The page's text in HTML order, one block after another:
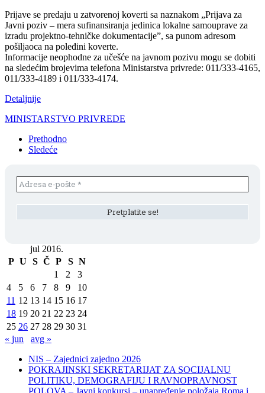
Prijave se predaju u zatvorenoj koverti sa naznakom „Prijava za
Javni poziv – mera sufinansiranja jedinica lokalne samouprave za
izradu projektno-tehničke dokumentacije”, sa punom adresom
pošiljaoca na poleđini koverte.
Informacije neophodne za učešće na javnom pozivu mogu se dobiti
na sledećim brojevima telefona Ministarstva privrede: 011/333-4165,
011/333-4189 i 011/333-4174.
Detaljnije
MINISTARSTVO PRIVREDE
Prethodno
Sledeće
jul 2016.
P U S Č P S N
1
2
3
4
5 6 7 8 9
10
11 12 13 14 15 16 17
18 19 20 21 22 23 24
25 26 27 28 29 30 31
« jun
avg »
NIS – Zajednici zajedno 2026
POKRAJINSKI SEKRETARIJAT ZA SOCIJALNU
POLITIKU, DEMOGRAFIJU I RAVNOPRAVNOST
POLOVA – Javni konkursi – unapređenje položaja Roma i